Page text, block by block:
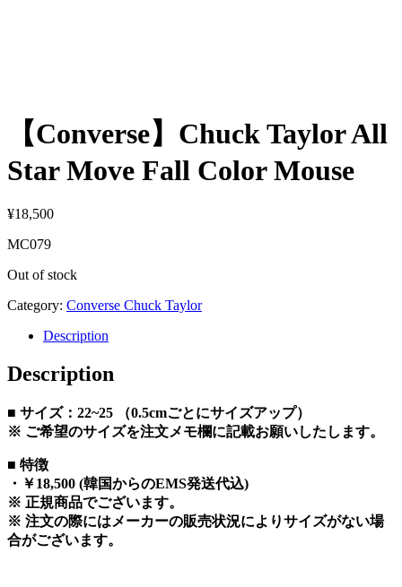
【Converse】Chuck Taylor All
Star Move Fall Color Mouse
¥18,500
MC079
Out of stock
Category: Converse Chuck Taylor
Description
Description
■ サイズ：22~25 （0.5cmごとにサイズアップ）
※ ご希望のサイズを注文メモ欄に記載お願いしたします。
■ 特徴
・￥18,500 (韓国からのEMS発送代込)
※ 正規商品でございます。
※ 注文の際にはメーカーの販売状況によりサイズがない場
合がございます。